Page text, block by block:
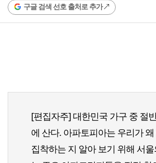
구글 검색 선호 출처로 추가
[편집자주] 대한민국 가구 중 절
에 산다. 아파토피아는 우리가
집착하는 지 알아 보기 위해 서